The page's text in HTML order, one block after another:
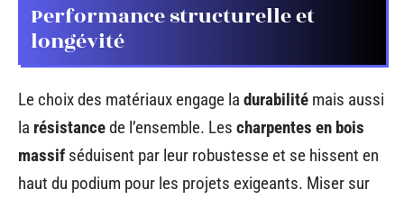
Performance structurelle et
longévité
Le choix des matériaux engage la durabilité mais aussi
la résistancede l’ensemble. Les charpentes en bois
massif séduisent par leur robustesse et se hissent en
haut du podium pour les projets exigeants. Miser sur